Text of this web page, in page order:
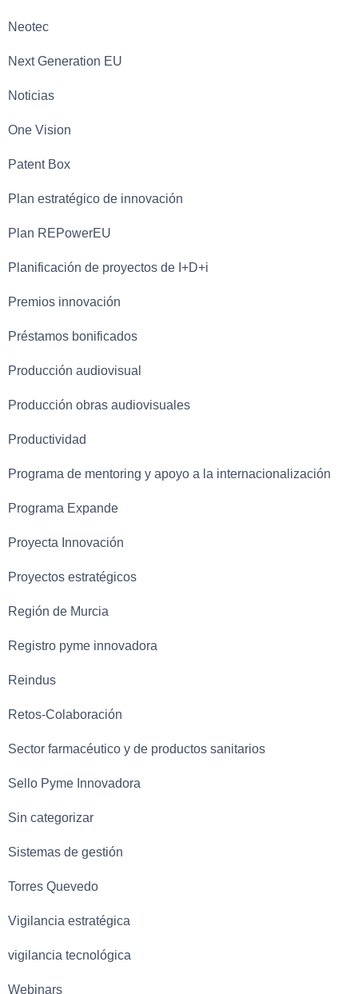
Neotec
Next Generation EU
Noticias
One Vision
Patent Box
Plan estratégico de innovación
Plan REPowerEU
Planificación de proyectos de I+D+i
Premios innovación
Préstamos bonificados
Producción audiovisual
Producción obras audiovisuales
Productividad
Programa de mentoring y apoyo a la internacionalización
Programa Expande
Proyecta Innovación
Proyectos estratégicos
Región de Murcia
Registro pyme innovadora
Reindus
Retos-Colaboración
Sector farmacéutico y de productos sanitarios
Sello Pyme Innovadora
Sin categorizar
Sistemas de gestión
Torres Quevedo
Vigilancia estratégica
vigilancia tecnológica
Webinars